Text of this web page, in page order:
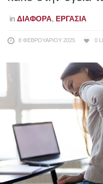
in ΔΙΆΦΟΡΑ, ΕΡΓΑΣΊΑ
8 ΦΕΒΡΟΥΑΡΊΟΥ 2025 0